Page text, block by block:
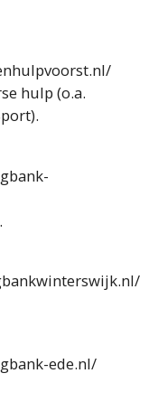
hulp (o.a.
ede.nl/